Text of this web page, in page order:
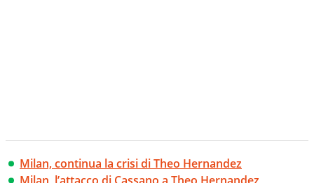
Milan, continua la crisi di Theo Hernandez